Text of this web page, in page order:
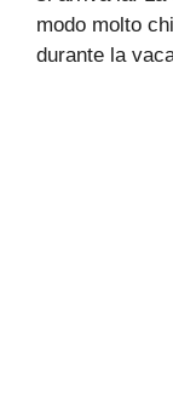
modo molto
durante la